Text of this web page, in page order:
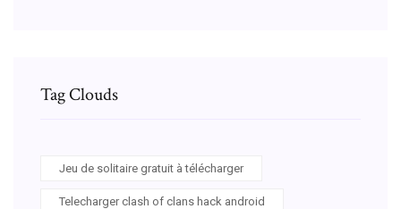
Tag Clouds
Jeu de solitaire gratuit à télécharger
Telecharger clash of clans hack android